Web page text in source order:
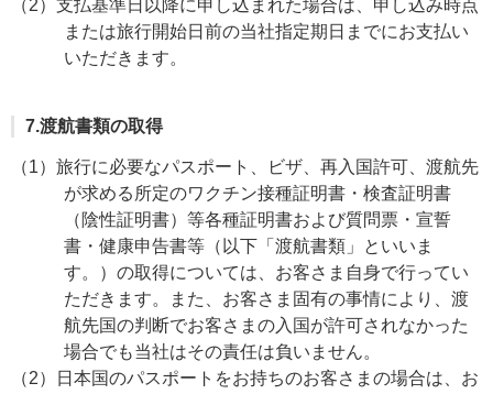
（2）支払基準日以降に申し込まれた場合は、申し込み時点
または旅行開始日前の当社指定期日までにお支払い
いただきます。
7.渡航書類の取得
（1）旅行に必要なパスポート、ビザ、再入国許可、渡航先
が求める所定のワクチン接種証明書・検査証明書
（陰性証明書）等各種証明書および質問票・宣誓
書・健康申告書等（以下「渡航書類」といいま
す。）の取得については、お客さま自身で行ってい
ただきます。また、お客さま固有の事情により、渡
航先国の判断でお客さまの入国が許可されなかった
場合でも当社はその責任は負いません。
（2）日本国のパスポートをお持ちのお客さまの場合は、お